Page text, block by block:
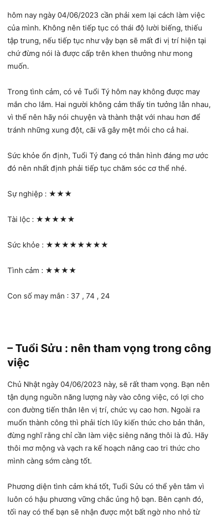
hôm nay ngày 04/06/2023 cần phải xem lại cách làm việc
của mình. Không nên tiếp tục có thái độ lười biếng, thiếu
tập trung, nếu tiếp tục như vậy bạn sẽ mất đi vị trí hiện tại
chứ đừng nói là được cấp trên khen thưởng như mong
muốn.
Trong tình cảm, có vẻ Tuổi Tý hôm nay không được may
mắn cho lắm. Hai người không cảm thấy tin tưởng lẫn nhau,
vì thế nên hãy nói chuyện và thành thật với nhau hơn để
tránh những xung đột, cãi vã gây mệt mỏi cho cả hai.
Sức khỏe ổn định, Tuổi Tý đang có thân hình đáng mơ ước
đó nên nhất định phải tiếp tục chăm sóc cơ thể nhé.
Sự nghiệp : ★★★
Tài lộc : ★★★★★
Sức khỏe : ★★★★★★★★
Tình cảm : ★★★★
Con số may mắn : 37 , 74 , 24
– Tuổi Sửu : nên tham vọng trong công
việc
Chủ Nhật ngày 04/06/2023 này, sẽ rất tham vọng. Bạn nên
tận dụng nguồn năng lượng này vào công việc, có lợi cho
con đường tiến thân lên vị trí, chức vụ cao hơn. Ngoài ra
muốn thành công thì phải tích lũy kiến thức cho bản thân,
đừng nghĩ rằng chỉ cần làm việc siêng năng thôi là đủ. Hãy
thôi mơ mộng và vạch ra kế hoạch nâng cao tri thức cho
mình càng sớm càng tốt.
Phương diện tình cảm khá tốt, Tuổi Sửu có thể yên tâm vì
luôn có hậu phương vững chắc ủng hộ bạn. Bên cạnh đó,
tối nay có thể bạn sẽ nhận được một bất ngờ nho nhỏ từ